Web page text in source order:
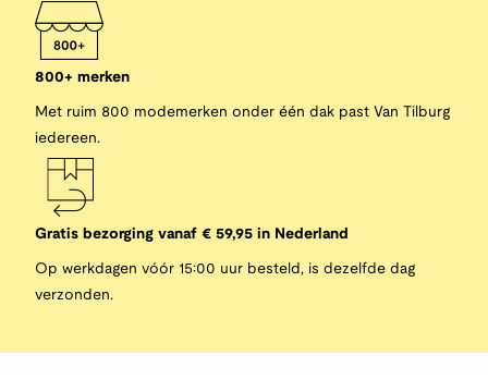
800+ merken
Met ruim 800 modemerken onder één dak past Van Tilburg
iedereen.
Gratis bezorging vanaf € 59,95 in Nederland
Op werkdagen vóór 15:00 uur besteld, is dezelfde dag
verzonden.